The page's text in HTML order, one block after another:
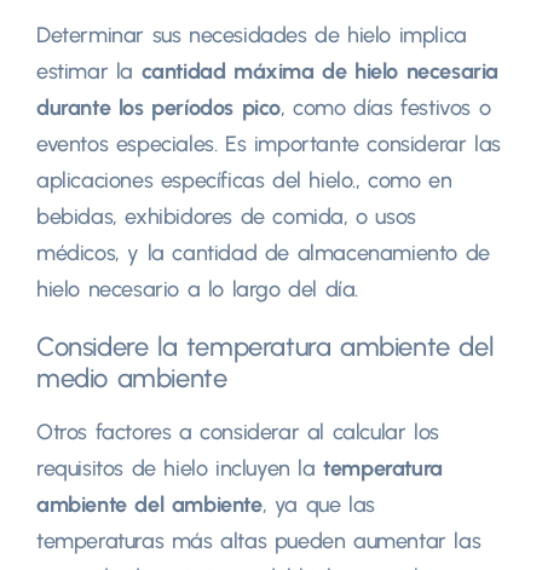
Determinar sus necesidades de hielo implica
estimar la cantidad máxima de hielo necesaria
durante los períodos pico, como días festivos o
eventos especiales. Es importante considerar las
aplicaciones específicas del hielo., como en
bebidas, exhibidores de comida, o usos
médicos, y la cantidad de almacenamiento de
hielo necesario a lo largo del día.
Considere la temperatura ambiente del
medio ambiente
Otros factores a considerar al calcular los
requisitos de hielo incluyen latemperatura
ambiente del ambiente, ya que las
temperaturas más altas pueden aumentar las